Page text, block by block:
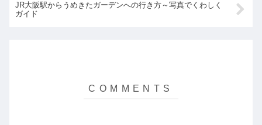
JR大阪駅からうめきたガーデンへの行き方～写真でくわしく
ガイド